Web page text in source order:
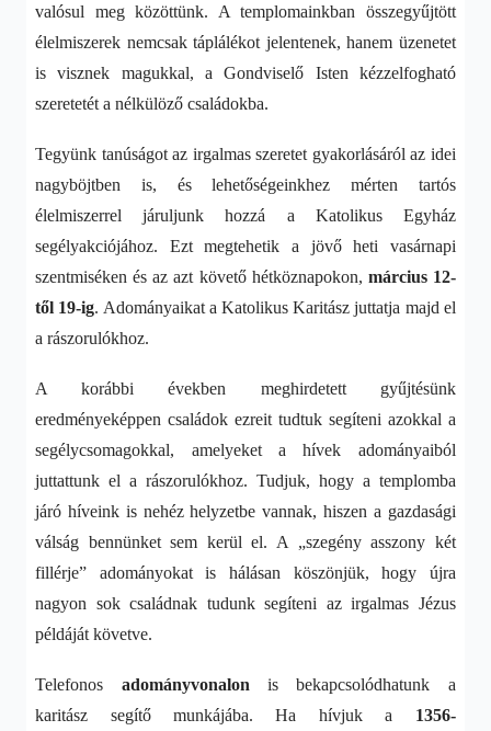
valósul meg közöttünk. A templomainkban összegyűjtött
élelmiszerek nemcsak táplálékot jelentenek, hanem üzenetet
is visznek magukkal, a Gondviselő Isten kézzelfogható
szeretetét a nélkülöző családokba.
Tegyünk tanúságot az irgalmas szeretet gyakorlásáról az idei
nagyböjtben is, és lehetőségeinkhez mérten tartós
élelmiszerrel járuljunk hozzá a Katolikus Egyház
segélyakciójához. Ezt megtehetik a jövő heti vasárnapi
szentmiséken és az azt követő hétköznapokon, március 12-
től 19-ig. Adományaikat a Katolikus Karitász juttatja majd el
a rászorulókhoz.
A korábbi években meghirdetett gyűjtésünk
eredményeképpen családok ezreit tudtuk segíteni azokkal a
segélycsomagokkal, amelyeket a hívek adományaiból
juttattunk el a rászorulókhoz. Tudjuk, hogy a templomba
járó híveink is nehéz helyzetbe vannak, hiszen a gazdasági
válság bennünket sem kerül el. A „szegény asszony két
fillérje” adományokat is hálásan köszönjük, hogy újra
nagyon sok családnak tudunk segíteni az irgalmas Jézus
példáját követve.
Telefonos adományvonalonis bekapcsolódhatunk a
karitász segítő munkájába. Ha hívjuk a 1356-